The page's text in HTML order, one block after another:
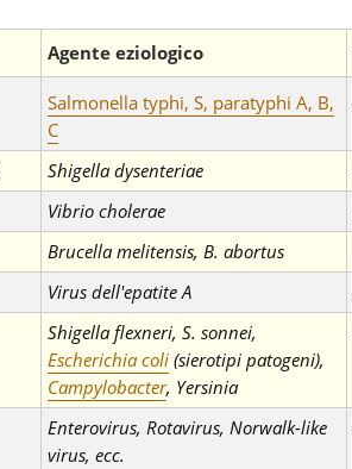
Agente eziologico
Salmonella typhi, S, paratyphi A, B,
C
Shigella dysenteriae
Vibrio cholerae
Brucella melitensis, B. abortus
Virus dell'epatite A
Shigella flexneri, S. sonnei,
Escherichia coli(sierotipi patogeni),
Campylobacter, Yersinia
Enterovirus, Rotavirus, Norwalk-like
virus, ecc.